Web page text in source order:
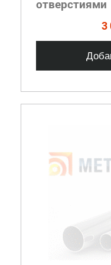
отверстиями
3